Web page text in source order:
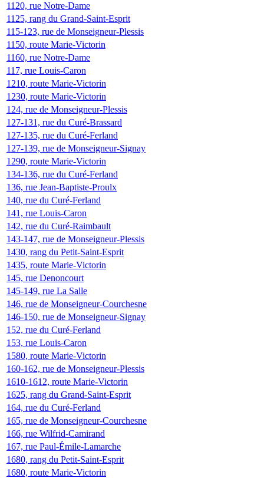
1120, rue Notre-Dame
1125, rang du Grand-Saint-Esprit
115-123, rue de Monseigneur-Plessis
1150, route Marie-Victorin
1160, rue Notre-Dame
117, rue Louis-Caron
1210, route Marie-Victorin
1230, route Marie-Victorin
124, rue de Monseigneur-Plessis
127-131, rue du Curé-Brassard
127-135, rue du Curé-Ferland
127-139, rue de Monseigneur-Signay
1290, route Marie-Victorin
134-136, rue du Curé-Ferland
136, rue Jean-Baptiste-Proulx
140, rue du Curé-Ferland
141, rue Louis-Caron
142, rue du Curé-Raimbault
143-147, rue de Monseigneur-Plessis
1430, rang du Petit-Saint-Esprit
1435, route Marie-Victorin
145, rue Denoncourt
145-149, rue La Salle
146, rue de Monseigneur-Courchesne
146-150, rue de Monseigneur-Signay
152, rue du Curé-Ferland
153, rue Louis-Caron
1580, route Marie-Victorin
160-162, rue de Monseigneur-Plessis
1610-1612, route Marie-Victorin
1625, rang du Grand-Saint-Esprit
164, rue du Curé-Ferland
165, rue de Monseigneur-Courchesne
166, rue Wilfrid-Camirand
167, rue Paul-Émile-Lamarche
1680, rang du Petit-Saint-Esprit
1680, route Marie-Victorin